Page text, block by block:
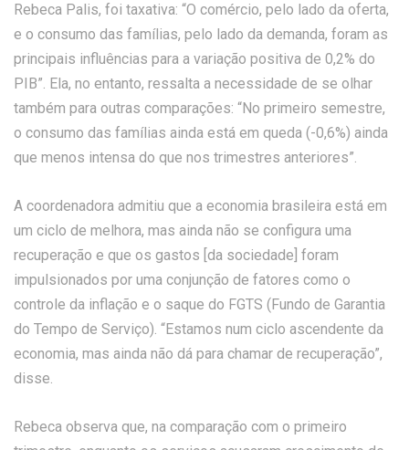
Rebeca Palis, foi taxativa: “O comércio, pelo lado da oferta,
e o consumo das famílias, pelo lado da demanda, foram as
principais influências para a variação positiva de 0,2% do
PIB”. Ela, no entanto, ressalta a necessidade de se olhar
também para outras comparações: “No primeiro semestre,
o consumo das famílias ainda está em queda (-0,6%) ainda
que menos intensa do que nos trimestres anteriores”.
A coordenadora admitiu que a economia brasileira está em
um ciclo de melhora, mas ainda não se configura uma
recuperação e que os gastos [da sociedade] foram
impulsionados por uma conjunção de fatores como o
controle da inflação e o saque do FGTS (Fundo de Garantia
do Tempo de Serviço). “Estamos num ciclo ascendente da
economia, mas ainda não dá para chamar de recuperação”,
disse.
Rebeca observa que, na comparação com o primeiro